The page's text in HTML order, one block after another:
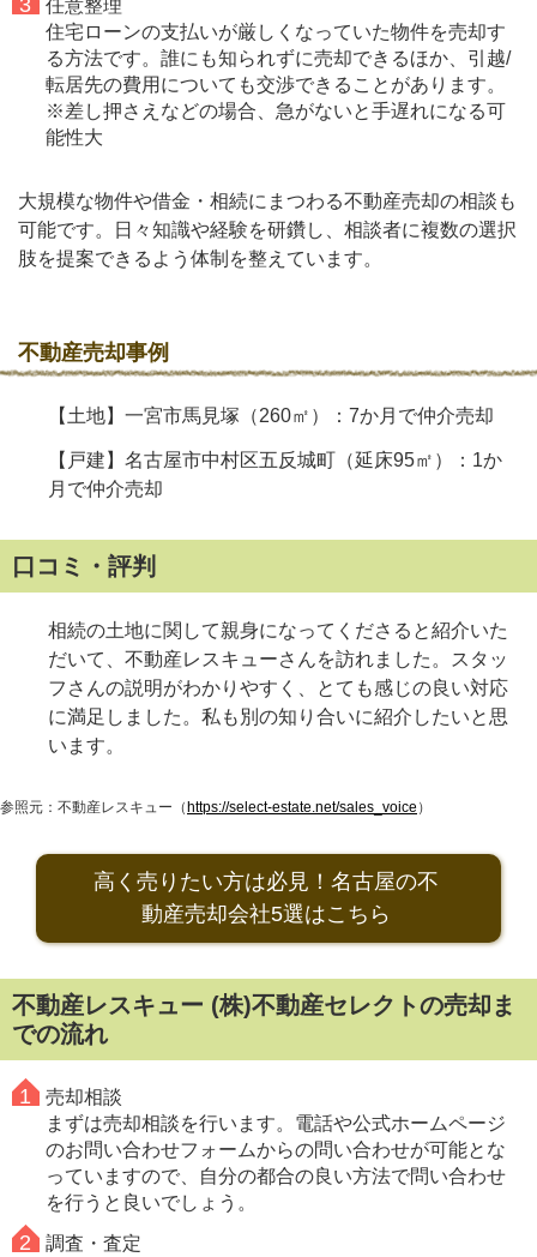
任意整理
住宅ローンの支払いが厳しくなっていた物件を売却す
る方法です。誰にも知られずに売却できるほか、引越/
転居先の費用についても交渉できることがあります。
※差し押さえなどの場合、急がないと手遅れになる可
能性大
大規模な物件や借金・相続にまつわる不動産売却の相談も
可能です。日々知識や経験を研鑽し、相談者に複数の選択
肢を提案できるよう体制を整えています。
不動産売却事例
【土地】一宮市馬見塚（260㎡）：7か月で仲介売却
【戸建】名古屋市中村区五反城町（延床95㎡）：1か
月で仲介売却
口コミ・評判
相続の土地に関して親身になってくださると紹介いた
だいて、不動産レスキューさんを訪れました。スタッ
フさんの説明がわかりやすく、とても感じの良い対応
に満足しました。私も別の知り合いに紹介したいと思
います。
参照元：不動産レスキュー（https://select-estate.net/sales_voice ）
高く売りたい方は必見！名古屋の不
動産売却会社5選はこちら
不動産レスキュー (株)不動産セレクトの売却ま
での流れ
売却相談
まずは売却相談を行います。電話や公式ホームページ
のお問い合わせフォームからの問い合わせが可能とな
っていますので、自分の都合の良い方法で問い合わせ
を行うと良いでしょう。
調査・査定